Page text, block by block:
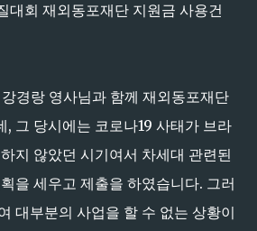
대회 재외동포재단 지원금 사용건
경랑 영사님과 함께 재외동포재단
, 그 당시에는 코로나19 사태가 브라
지 않았던 시기여서 차세대 관련된
을 세우고 제출을 하였습니다. 그러
대부분의 사업을 할 수 없는 상황이